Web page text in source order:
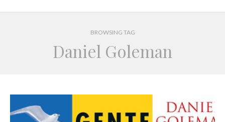
BROWSING TAG
Daniel Goleman